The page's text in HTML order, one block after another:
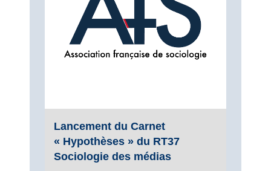
Lancement du Carnet
« Hypothèses » du RT37
Sociologie des médias